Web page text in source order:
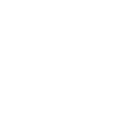
relacionadas con
del
Servicio incluyen,
de transacciones,
verificación
de
notificaciones de
de métodos de